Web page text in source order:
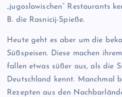
„jugoslawischen“ Restaurants
B. die Rasnicij-Spieße.
Heute geht es aber um die
Süßspeisen. Diese machen
fallen etwas süßer aus, als die
Deutschland kennt. Manchmal
Rezepten aus den